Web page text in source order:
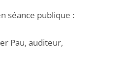
séance publique :
Pau, auditeur,